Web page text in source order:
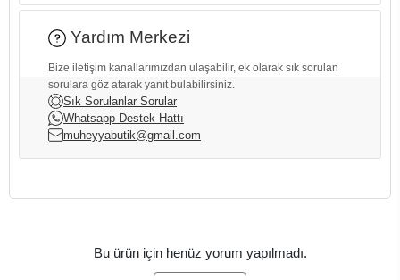
Yardım Merkezi
Bize iletişim kanallarımızdan ulaşabilir, ek olarak sık sorulan
sorulara göz atarak yanıt bulabilirsiniz.
Sık Sorulanlar Sorular
Whatsapp Destek Hattı
muheyyabutik@gmail.com
Bu ürün için henüz yorum yapılmadı.